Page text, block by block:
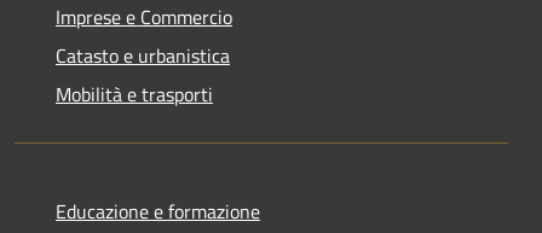
Imprese e Commercio
Catasto e urbanistica
Mobilità e trasporti
Educazione e formazione